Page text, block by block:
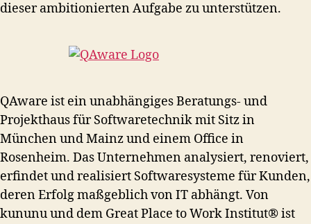
dieser ambitionierten Aufgabe zu unterstützen.
QAware ist ein unabhängiges Beratungs- und
Projekthaus für Softwaretechnik mit Sitz in
München und Mainz und einem Office in
Rosenheim. Das Unternehmen analysiert, renoviert,
erfindet und realisiert Softwaresysteme für Kunden,
deren Erfolg maßgeblich von IT abhängt. Von
kununu und dem Great Place to Work Institut® ist